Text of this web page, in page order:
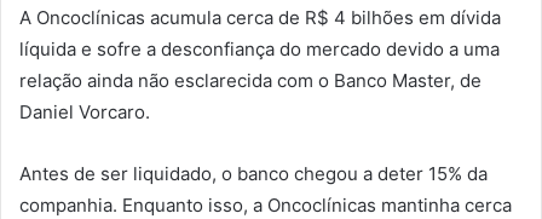
A Oncoclínicas acumula cerca de R$ 4 bilhões em dívida
líquida e sofre a desconfiança do mercado devido a uma
relação ainda não esclarecida com o Banco Master, de
Daniel Vorcaro.
Antes de ser liquidado, o banco chegou a deter 15% da
companhia. Enquanto isso, a Oncoclínicas mantinha cerca